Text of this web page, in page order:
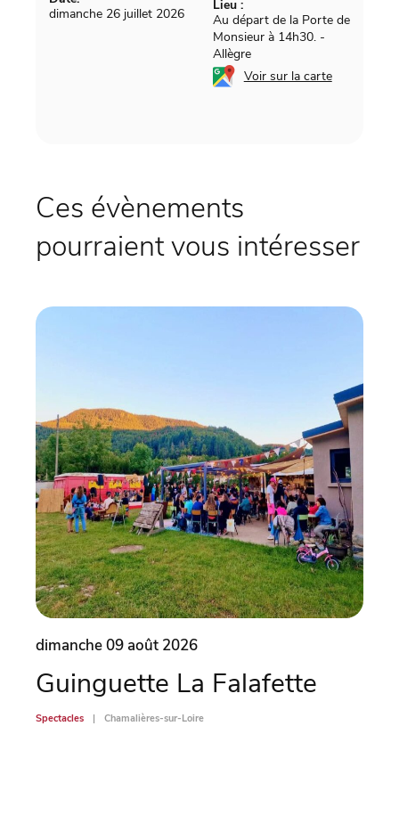
dimanche 26 juillet 2026
Lieu :
Au départ de la Porte de
Monsieur à 14h30. -
Allègre
Voir sur la carte
Ces évènements
pourraient vous intéresser
dimanche 09 août 2026
Guinguette La Falafette
Spectacles Chamalières-sur-Loire